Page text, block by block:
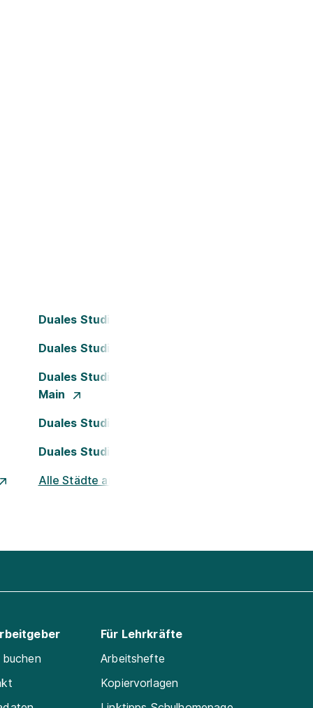
Duales Studium Bielefeld
Duales Studium Dortmund
Duales Studium Frankfurt am
Main
Duales Studium Köln
Duales Studium Nürnberg
Alle Städte ansehen
Für Lehrkräfte
Arbeitshefte
Kopiervorlagen